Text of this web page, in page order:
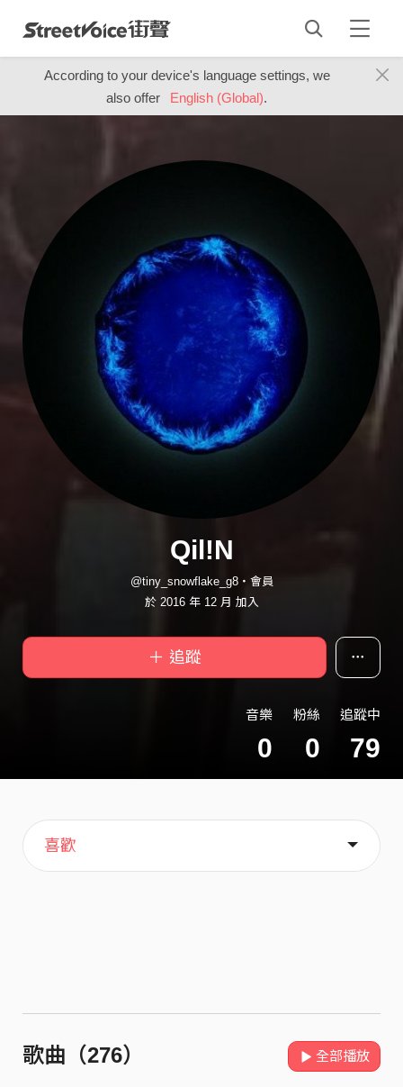
According to your device's language settings, we
also offer
English (Global).
Qil!N
@tiny_snowflake_g8・會員
於 2016 年 12 月 加入
＋ 追蹤
音樂
0
粉絲
0
追蹤中
79
主頁
歌單
喜歡
關於
歌曲（276） 全部播放